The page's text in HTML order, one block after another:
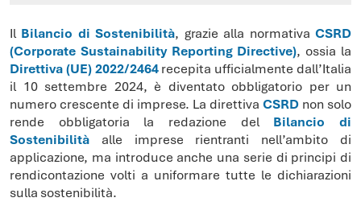
Il Bilancio di Sostenibilità, grazie alla normativaCSRD
(Corporate Sustainability Reporting Directive), ossia la
Direttiva (UE) 2022/2464recepita ufficialmente dall’Italia
il 10 settembre 2024, è diventato obbligatorio per un
numero crescente di imprese. La direttiva CSRD non solo
rende obbligatoria la redazione del Bilancio di
Sostenibilità alle imprese rientranti nell’ambito di
applicazione, ma introduce anche una serie di principi di
rendicontazione volti a uniformare tutte le dichiarazioni
sulla sostenibilità.